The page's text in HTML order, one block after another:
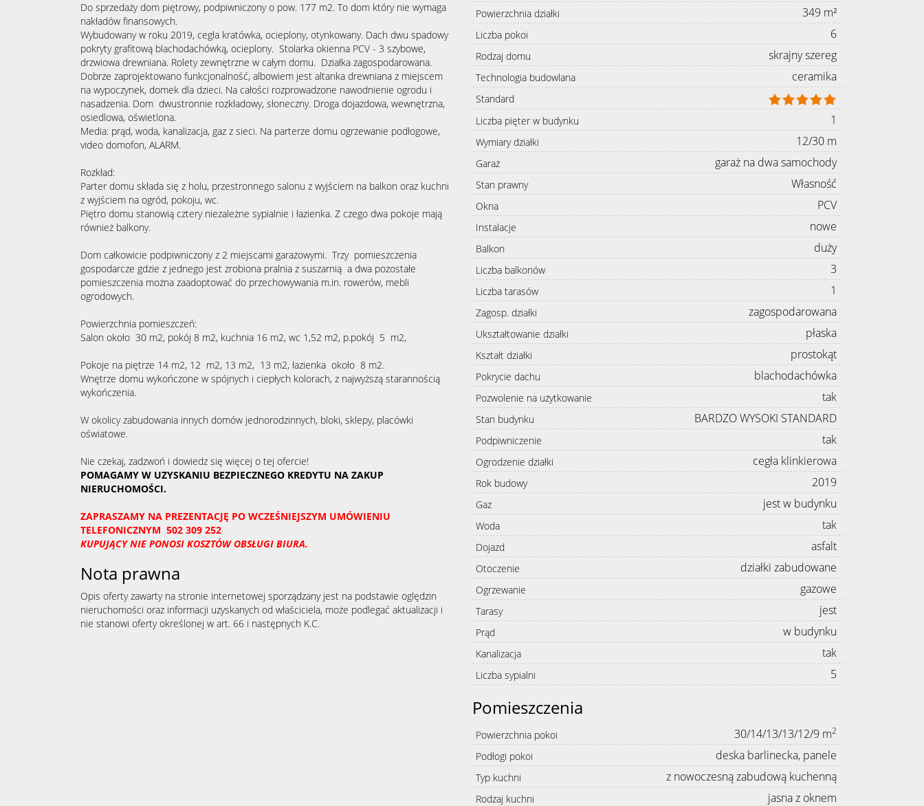
Do sprzedaży dom piętrowy, podpiwniczony o pow. 177 m2. To dom który nie wymaga
nakładów finansowych.
Wybudowany w roku 2019, cegła kratówka, ocieplony, otynkowany. Dach dwu spadowy
pokryty grafitową blachodachówką, ocieplony. Stolarka okienna PCV - 3 szybowe,
drzwiowa drewniana. Rolety zewnętrzne w całym domu. Działka zagospodarowana.
Dobrze zaprojektowano funkcjonalność, albowiem jest altanka drewniana z miejscem
na wypoczynek, domek dla dzieci. Na całości rozprowadzone nawodnienie ogrodu i
nasadzenia. Dom dwustronnie rozkładowy, słoneczny. Droga dojazdowa, wewnętrzna,
osiedlowa, oświetlona.
Media: prąd, woda, kanalizacja, gaz z sieci. Na parterze domu ogrzewanie podłogowe,
video domofon, ALARM.
Rozkład:
Parter domu składa się z holu, przestronnego salonu z wyjściem na balkon oraz kuchni
z wyjściem na ogród, pokoju, wc.
Piętro domu stanowią cztery niezależne sypialnie i łazienka. Z czego dwa pokoje mają
również balkony.
Dom całkowicie podpiwniczony z 2 miejscami garażowymi. Trzy pomieszczenia
gospodarcze gdzie z jednego jest zrobiona pralnia z suszarnią a dwa pozostałe
pomieszczenia można zaadoptować do przechowywania m.in. rowerów, mebli
ogrodowych.
Powierzchnia pomieszczeń:
Salon około 30 m2, pokój 8 m2, kuchnia 16 m2, wc 1,52 m2, p.pokój 5 m2,
Pokoje na piętrze 14 m2, 12 m2, 13 m2, 13 m2, łazienka około 8 m2.
Wnętrze domu wykończone w spójnych i ciepłych kolorach, z najwyższą starannością
wykończenia.
W okolicy zabudowania innych domów jednorodzinnych, bloki, sklepy, placówki
oświatowe.
Nie czekaj, zadzwoń i dowiedz się więcej o tej ofercie!
POMAGAMY W UZYSKANIU BEZPIECZNEGO KREDYTU NA ZAKUP
NIERUCHOMOŚCI.
ZAPRASZAMY NA PREZENTACJĘ PO WCZEŚNIEJSZYM UMÓWIENIU
TELEFONICZNYM 502 309 252
KUPUJĄCY NIE PONOSI KOSZTÓW OBSŁUGI BIURA.
Nota prawna
Opis oferty zawarty na stronie internetowej sporządzany jest na podstawie oględzin
nieruchomości oraz informacji uzyskanych od właściciela, może podlegać aktualizacji i
nie stanowi oferty określonej w art. 66 i następnych K.C.
Powierzchnia działki 349 m²
Liczba pokoi 6
Rodzaj domu skrajny szereg
Technologia budowlana ceramika
Standard
Liczba pięter w budynku
1
Wymiary działki 12/30 m
Garaż garaż na dwa samochody
Stan prawny Własność
Okna PCV
Instalacje nowe
Balkon duży
Liczba balkonów 3
Liczba tarasów 1
Zagosp. działki zagospodarowana
Ukształtowanie działki płaska
Kształt działki prostokąt
Pokrycie dachu blachodachówka
Pozwolenie na użytkowanie tak
Stan budynku BARDZO WYSOKI STANDARD
Podpiwniczenie tak
Ogrodzenie działki cegła klinkierowa
Rok budowy 2019
Gaz jest w budynku
Woda tak
Dojazd asfalt
Otoczenie działki zabudowane
Ogrzewanie gazowe
Tarasy jest
Prąd w budynku
Kanalizacja tak
Liczba sypialni 5
Pomieszczenia
Powierzchnia pokoi 30/14/13/13/12/9 m2
Podłogi pokoi deska barlinecka, panele
Typ kuchni z nowoczesną zabudową kuchenną
Rodzaj kuchni jasna z oknem